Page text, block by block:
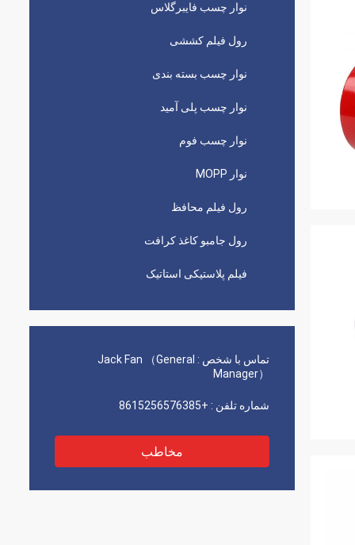
نوار چسب فایبرگلاس
رول فیلم کششی
نوار چسب بسته بندی
نوار چسب پلی آمید
نوار چسب فوم
نوار MOPP
رول فیلم محافظ
رول جامبو کاغذ کرافت
فیلم پلاستیکی استاتیک
تماس با شخص : Jack Fan （General
Manager）
شماره تلفن : +8615256576385
مخاطب